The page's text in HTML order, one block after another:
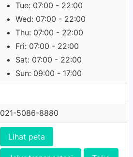
Tue: 07:00 - 22:00
Wed: 07:00 - 22:00
Thu: 07:00 - 22:00
Fri: 07:00 - 22:00
Sat: 07:00 - 22:00
Sun: 09:00 - 17:00
021-5086-8880
Lihat peta